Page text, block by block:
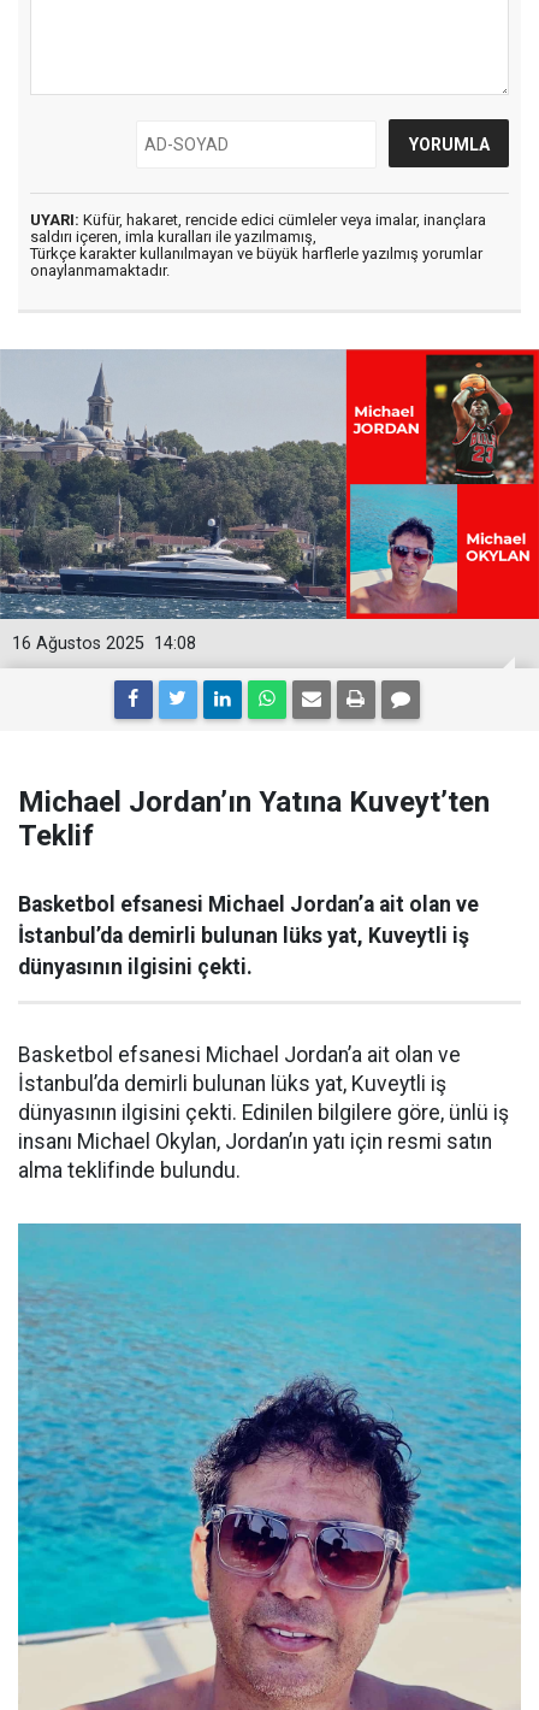
UYARI: Küfür, hakaret, rencide edici cümleler veya imalar, inançlara
saldırı içeren, imla kuralları ile yazılmamış,
Türkçe karakter kullanılmayan ve büyük harflerle yazılmış yorumlar
onaylanmamaktadır.
14:08
16 Ağustos 2025
Michael Jordan’ın Yatına Kuveyt’ten
Teklif
Basketbol efsanesi Michael Jordan’a ait olan ve
İstanbul’da demirli bulunan lüks yat, Kuveytli iş
dünyasının ilgisini çekti.
Basketbol efsanesi Michael Jordan’a ait olan ve
İstanbul’da demirli bulunan lüks yat, Kuveytli iş
dünyasının ilgisini çekti. Edinilen bilgilere göre, ünlü iş
insanı Michael Okylan, Jordan’ın yatı için resmi satın
alma teklifinde bulundu.